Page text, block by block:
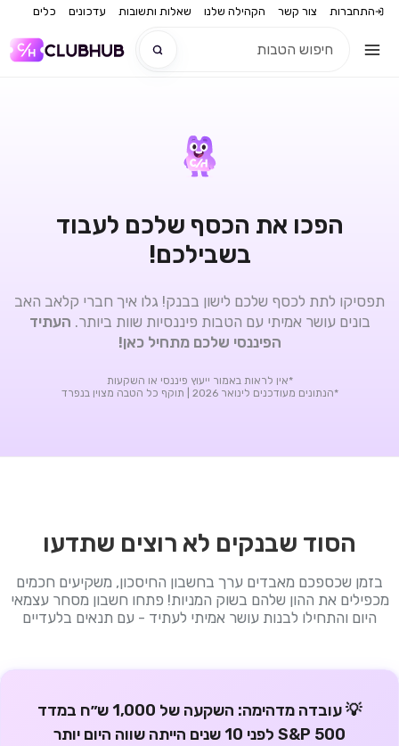
התחברות צור קשר הקהילה שלנו שאלות ותשובות עדכונים כלים
הפכו את הכסף שלכם לעבוד
בשבילכם!
תפסיקו לתת לכסף שלכם לישון בבנק! גלו איך חברי קלאב האב
בונים עושר אמיתי עם הטבות פיננסיות שוות ביותר. העתיד
הפיננסי שלכם מתחיל כאן!
*אין לראות באמור ייעוץ פיננסי או השקעות
*הנתונים מעודכנים לינואר 2026 | תוקף כל הטבה מצוין בנפרד
הסוד שבנקים לא רוצים שתדעו
בזמן שכספכם מאבדים ערך בחשבון החיסכון, משקיעים חכמים
מכפילים את ההון שלהם בשוק המניות! פתחו חשבון מסחר עצמאי
היום והתחילו לבנות עושר אמיתי לעתיד - עם תנאים בלעדיים
💡 עובדה מדהימה:
השקעה של 1,000 ש״ח במדד
S&P 500 לפני 10 שנים הייתה שווה היום יותר